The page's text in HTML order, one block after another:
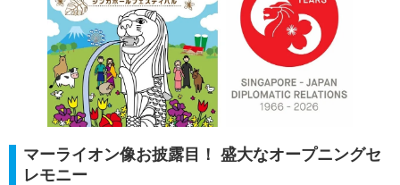
マーライオン像お披露目！ 盛大なオープニングセ
レモニー